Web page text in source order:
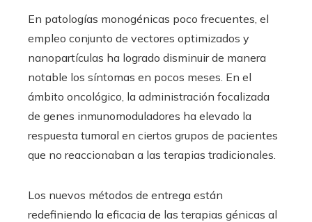
En patologías monogénicas poco frecuentes, el
empleo conjunto de vectores optimizados y
nanopartículas ha logrado disminuir de manera
notable los síntomas en pocos meses. En el
ámbito oncológico, la administración focalizada
de genes inmunomoduladores ha elevado la
respuesta tumoral en ciertos grupos de pacientes
que no reaccionaban a las terapias tradicionales.
Los nuevos métodos de entrega están
redefiniendo la eficacia de las terapias génicas al